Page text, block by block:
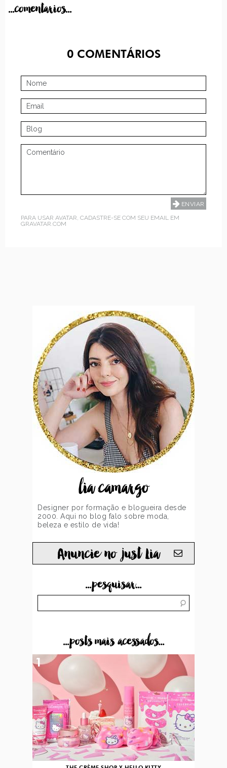
...comentarios...
0COMENTÁRIOS
PARA USAR AVATAR, CADASTRE-SE COM SEU EMAIL EM
GRAVATAR.COM
lia camargo
Designer por formação e blogueira desde
2000. Aqui no blog falo sobre moda,
beleza e estilo de vida!
Anuncie no just Lia
...pesquisar...
...posts mais acessados...
1